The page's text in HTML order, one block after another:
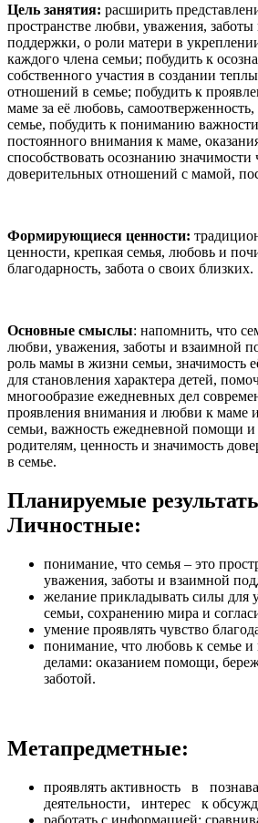
Цель занятия: расширить
пространстве любви, уважения,
поддержки, о роли матери в
каждого члена семьи; побудить к
собственного участия в создании
отношений в семье; побудить к
маме за её любовь,
семье, побудить к пониманию
постоянного внимания к маме,
способствовать осознанию значимости
доверительных отношений с мамой,
Формирующиеся ценности:
ценности, крепкая семья, любовь и
благодарность, забота о своих близких.
Основные смыслы: напомнить, что
любви, уважения, заботы и взаимной
роль мамы в жизни семьи, значимость
для становления характера детей,
многообразие ежедневных дел
проявления внимания и любви к маме
семьи, важность ежедневной помощи
родителям, ценность и значимость
в семье.
Планируемые
Личностные:
понимание, что семья – это
уважения, заботы и взаимной
желание прикладывать силы для
семьи, сохранению мира и
умение проявлять чувство
понимание, что любовь к семье и
делами: оказанием помощи,
заботой.
Метапредметные:
проявлять активность в
деятельности, интерес к
работать с информацией: